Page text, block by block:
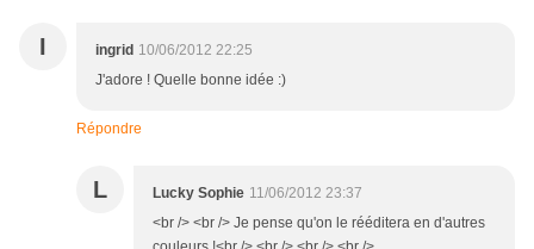
I ingrid 10/06/2012 22:25
J'adore ! Quelle bonne idée :)
Répondre
L Lucky Sophie 11/06/2012 23:37
<br /> <br /> Je pense qu'on le rééditera en d'autres